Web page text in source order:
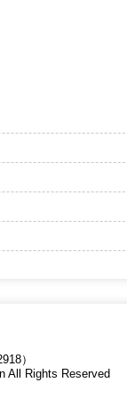
）
All Rights Reserved